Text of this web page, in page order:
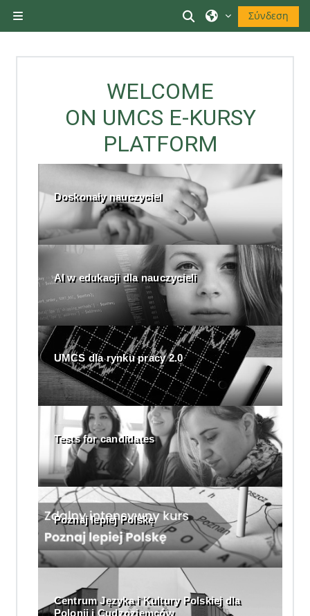
Εναλλαγή εισόδου
Σύνδεση
WELCOME
ON UMCS E-KURSY
PLATFORM
Doskonały nauczyciel
AI w edukacji dla nauczycieli
UMCS dla rynku pracy 2.0
Tests for candidates
Poznaj lepiej Polskę
Centrum Języka i Kultury Polskiej dla
Polonii i Cudzoziemców